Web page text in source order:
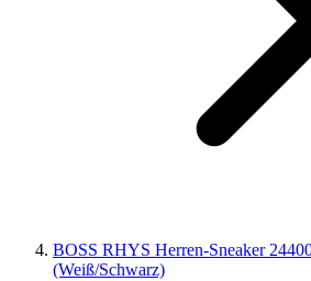
BOSS RHYS Herren-Sneaker
(Weiß/Schwarz)